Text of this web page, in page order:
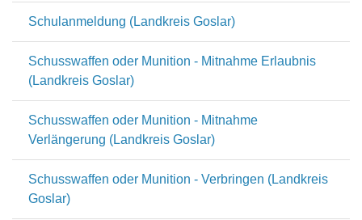
Schulanmeldung (Landkreis Goslar)
Schusswaffen oder Munition - Mitnahme Erlaubnis
(Landkreis Goslar)
Schusswaffen oder Munition - Mitnahme
Verlängerung (Landkreis Goslar)
Schusswaffen oder Munition - Verbringen (Landkreis
Goslar)